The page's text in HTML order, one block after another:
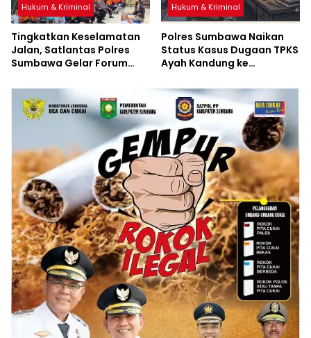
Hukum & Kriminal
Tingkatkan Keselamatan
Jalan, Satlantas Polres
Sumbawa Gelar Forum
Bagikan Bansos
Hukum & Kriminal
Polres Sumbawa Naikan
Status Kasus Dugaan TPKS
Ayah Kandung ke